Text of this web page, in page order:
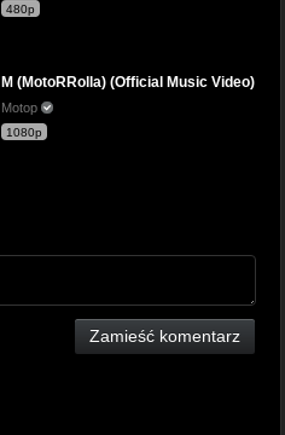
480p
M (MotoRRolla) (Official Music Video)
Motop
1080p
Zamieść komentarz